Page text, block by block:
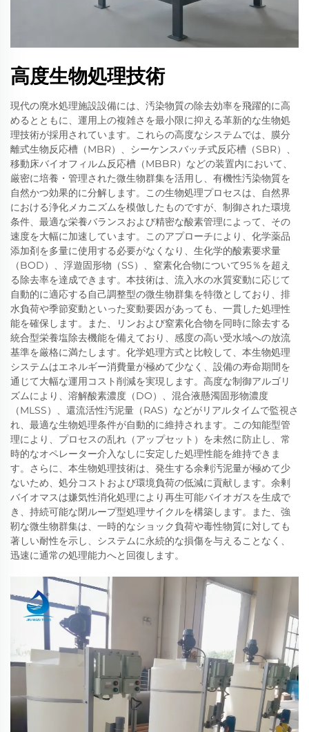
高度生物処理技術
現代の廃水処理施設設備には、汚染物質の除去効率を飛躍的に高
めるとともに、運用上の複雑さを最小限に抑える革新的な生物処
理技術が採用されています。これらの高度なシステムでは、膜分
離式生物反応槽（MBR）、シーケンスバッチ式反応槽（SBR）、
移動床バイオフィルム反応槽（MBBR）などの装置内において、
厳密に培養・管理された微生物群集を活用し、有機性汚染物質を
自然かつ効果的に分解します。この生物処理プロセスは、自然界
における浄化メカニズムを模倣したものですが、制御された環境
条件、最適な栄養バランスおよび精密な酸素管理によって、その
速度を大幅に加速しています。このアプローチにより、化学薬品
添加剤を多量に使用する必要がなくなり、生化学的酸素要求量
（BOD）、浮遊固形物（SS）、窒素化合物について95％を超え
る除去率を達成できます。本技術は、流入水の水質変動に応じて
自動的に適応する自己調整型の微生物群集を特徴としており、排
水負荷や季節変動といった変動要因があっても、一貫した処理性
能を確保します。また、リンおよび窒素化合物を同時に除去する
統合型栄養塩除去機能を備えており、感度の高い受水域への放流
基準を厳格に満たします。化学処理方式と比較して、本生物処理
システムはエネルギー消費量が極めて少なく、設備の寿命期間を
通じて大幅な運用コスト削減を実現します。高度な制御アルゴリ
ズムにより、溶解酸素濃度（DO）、混合液懸濁固形物濃度
（MLSS）、還流活性汚泥量（RAS）などがリアルタイムで監視さ
れ、最適な生物処理条件が自動的に維持されます。この知能型管
理により、プロセスの乱れ（アップセット）を未然に防止し、常
時的なオペレーター介入なしに安定した処理性能を維持できま
す。さらに、本生物処理技術は、発生する余剰汚泥量が極めて少
ないため、処分コストおよび環境負荷の低減に貢献します。余剰
バイオマスは嫌気性消化処理により再生可能バイオガスを生成で
き、持続可能な閉ループ型処理サイクルを構築します。また、強
靭な微生物群集は、一時的なショック負荷や毒性物質に対しても
著しい耐性を示し、システムに永続的な損傷を与えることなく、
迅速に通常の処理能力へと回復します。